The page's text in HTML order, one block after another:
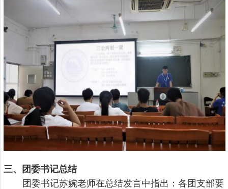
三、团委书记总结
团委书记苏婉老师在总结发言中指出：各团支部要